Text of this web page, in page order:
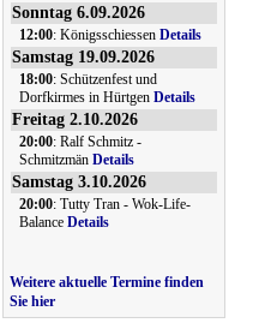
Sonntag 6.09.2026
12:00: Königsschiessen Details
Samstag 19.09.2026
18:00: Schützenfest und
Dorfkirmes in Hürtgen Details
Freitag 2.10.2026
20:00: Ralf Schmitz -
Schmitzmän Details
Samstag 3.10.2026
20:00: Tutty Tran - Wok-Life-
Balance Details
Weitere aktuelle Termine finden
Sie hier